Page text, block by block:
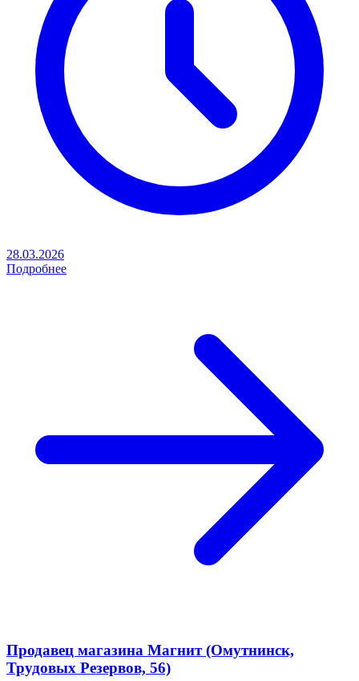
28.03.2026
Подробнее
Продавец магазина Магнит (Омутнинск,
Трудовых Резервов, 56)